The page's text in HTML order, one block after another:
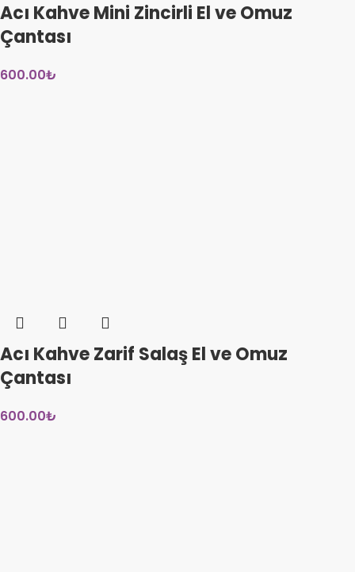
Acı Kahve Mini Zincirli El ve Omuz
Çantası
600.00₺
Acı Kahve Zarif Salaş El ve Omuz
Çantası
600.00₺